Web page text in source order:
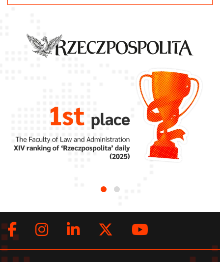
Social
menu
Facebook
Instagram
LinkedInTwitter